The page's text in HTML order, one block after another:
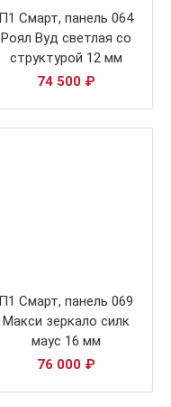
П1 Смарт, панель 064
Роял Вуд светлая со
структурой 12 мм
74 500 ₽
П1 Смарт, панель 069
Макси зеркало силк
маус 16 мм
76 000 ₽